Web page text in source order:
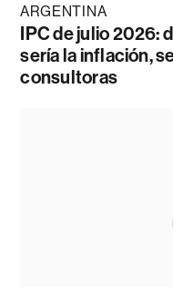
ARGENTINA
IPC de julio 2026:
sería la inflación,
consultoras